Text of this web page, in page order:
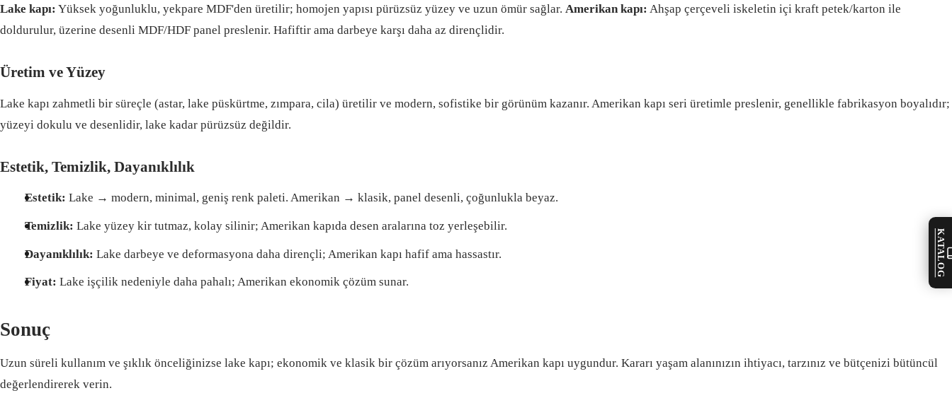
Lake kapı: Yüksek yoğunluklu, yekpare MDF'den üretilir; homojen yapısı pürüzsüz yüzey ve uzun ömür sağlar. Amerikan kapı: Ahşap çerçeveli iskeletin içi kraft petek/karton ile
doldurulur, üzerine desenli MDF/HDF panel preslenir. Hafiftir ama darbeye karşı daha az dirençlidir.
Üretim ve Yüzey
Lake kapı zahmetli bir süreçle (astar, lake püskürtme, zımpara, cila) üretilir ve modern, sofistike bir görünüm kazanır. Amerikan kapı seri üretimle preslenir, genellikle fabrikasyon boyalıdır;
yüzeyi dokulu ve desenlidir, lake kadar pürüzsüz değildir.
Estetik, Temizlik, Dayanıklılık
Estetik: Lake → modern, minimal, geniş renk paleti. Amerikan → klasik, panel desenli, çoğunlukla beyaz.
Temizlik: Lake yüzey kir tutmaz, kolay silinir; Amerikan kapıda desen aralarına toz yerleşebilir.
Dayanıklılık: Lake darbeye ve deformasyona daha dirençli; Amerikan kapı hafif ama hassastır.
Fiyat: Lake işçilik nedeniyle daha pahalı; Amerikan ekonomik çözüm sunar.
Sonuç
Uzun süreli kullanım ve şıklık önceliğinizse lake kapı; ekonomik ve klasik bir çözüm arıyorsanız Amerikan kapı uygundur. Kararı yaşam alanınızın ihtiyacı, tarzınız ve bütçenizi bütüncül
değerlendirerek verin.
KATALOG